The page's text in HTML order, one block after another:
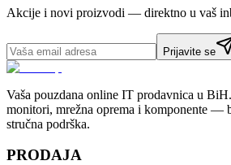
Akcije i novi proizvodi — direktno u vaš
Prijavite se
Vaša pouzdana online IT prodavnica u
monitori, mrežna oprema i komponente —
stručna podrška.
PRODAJA